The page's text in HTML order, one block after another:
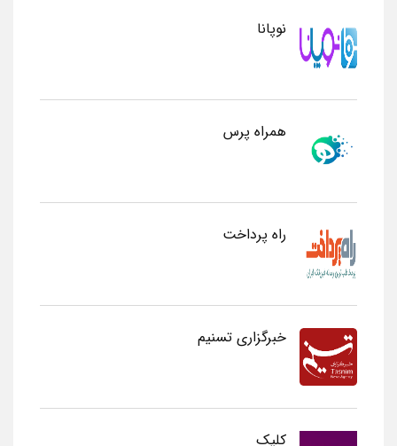
نوپانا
همراه پرس
راه پرداخت
خبرگزاری تسنیم
کلیک